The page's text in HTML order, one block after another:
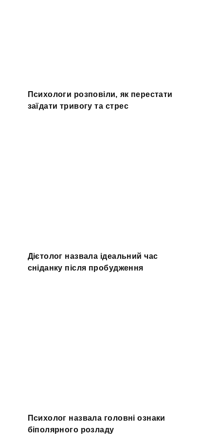
Психологи розповіли, як перестати
заїдати тривогу та стрес
Дієтолог назвала ідеальний час
сніданку після пробудження
Психолог назвала головні ознаки
біполярного розладу